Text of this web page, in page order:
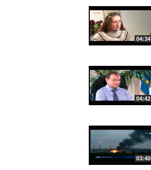
04:34
04:42
03:40